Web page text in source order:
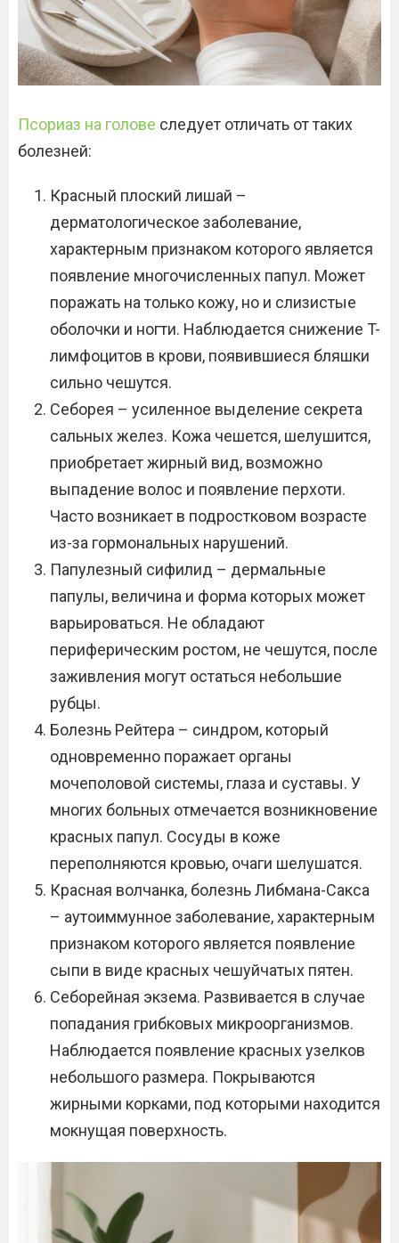
Псориаз на голове следует отличать от таких
болезней:
Красный плоский лишай –
дерматологическое заболевание,
характерным признаком которого является
появление многочисленных папул. Может
поражать на только кожу, но и слизистые
оболочки и ногти. Наблюдается снижение T-
лимфоцитов в крови, появившиеся бляшки
сильно чешутся.
Себорея – усиленное выделение секрета
сальных желез. Кожа чешется, шелушится,
приобретает жирный вид, возможно
выпадение волос и появление перхоти.
Часто возникает в подростковом возрасте
из-за гормональных нарушений.
Папулезный сифилид – дермальные
папулы, величина и форма которых может
варьироваться. Не обладают
периферическим ростом, не чешутся, после
заживления могут остаться небольшие
рубцы.
Болезнь Рейтера – синдром, который
одновременно поражает органы
мочеполовой системы, глаза и суставы. У
многих больных отмечается возникновение
красных папул. Сосуды в коже
переполняются кровью, очаги шелушатся.
Красная волчанка, болезнь Либмана-Сакса
– аутоиммунное заболевание, характерным
признаком которого является появление
сыпи в виде красных чешуйчатых пятен.
Себорейная экзема. Развивается в случае
попадания грибковых микроорганизмов.
Наблюдается появление красных узелков
небольшого размера. Покрываются
жирными корками, под которыми находится
мокнущая поверхность.